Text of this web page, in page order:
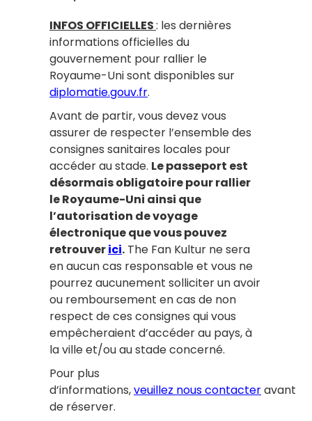
INFOS OFFICIELLES: les dernières
informations officielles du
gouvernement pour rallier le
Royaume-Uni sont disponibles sur
diplomatie.gouv.fr.
Avant de partir, vous devez vous
assurer de respecter l’ensemble des
consignes sanitaires locales pour
accéder au stade. Le passeport est
désormais obligatoire pour rallier
le Royaume-Uni ainsi que
l’autorisation de voyage
électronique que vous pouvez
retrouverici. The Fan Kultur ne sera
en aucun cas responsable et vous ne
pourrez aucunement solliciter un avoir
ou remboursement en cas de non
respect de ces consignes qui vous
empêcheraient d’accéder au pays, à
la ville et/ou au stade concerné.
Pour plus
d’informations,veuillez nous contacteravant
de réserver.